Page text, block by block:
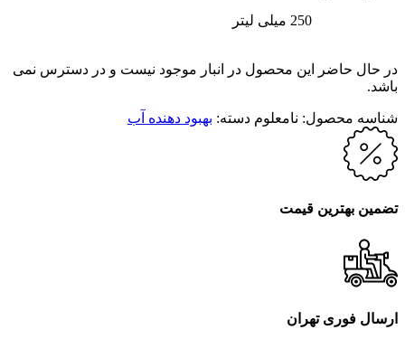
250 میلی لیتر
در حال حاضر این محصول در انبار موجود نیست و در دسترس نمی
باشد.
شناسه محصول: نامعلوم دسته: بهبود دهنده آب
تضمین بهترین قیمت
ارسال فوری تهران